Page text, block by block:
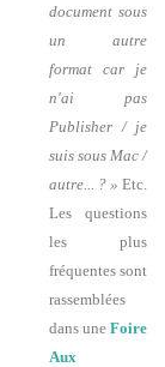
document sous
un autre
format car je
n'ai pas
Publisher / je
suis sous Mac /
autre... ? » Etc.
Les questions
les plus
fréquentes sont
rassemblées
dans une Foire
Aux